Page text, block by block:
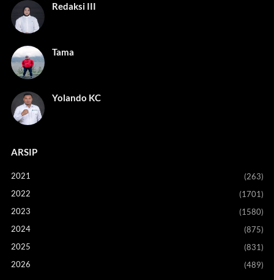
Redaksi III
Tama
Yolando KC
ARSIP
2021
(263)
2022
(1701)
2023
(1580)
2024
(875)
2025
(831)
2026
(489)